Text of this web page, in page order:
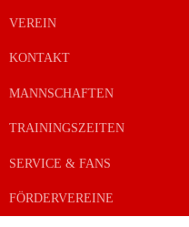
VEREIN
KONTAKT
MANNSCHAFTEN
TRAININGSZEITEN
SERVICE & FANS
FÖRDERVEREINE